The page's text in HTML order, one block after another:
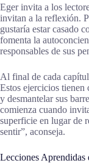
Eger invita a los
invitan a la reflexión.
gustaría estar casado
fomenta la
responsables de sus
Al final de cada
Estos ejercicios
y desmantelar sus
comienza cuando
superficie en lugar de
sentir”, aconseja.
Lecciones Aprendidas